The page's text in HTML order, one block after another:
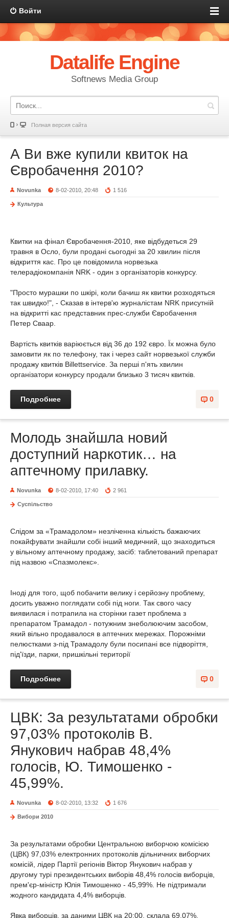
Войти
Datalife Engine
Softnews Media Group
Полная версия сайта
А Ви вже купили квиток на
Євробачення 2010?
Novunka 8-02-2010, 20:48 1 516
Культура
Квитки на фінал Євробачення-2010, яке відбудеться 29
травня в Осло, були продані сьогодні за 20 хвилин після
відкриття кас. Про це повідомила норвезька
телерадіокомпанія NRK - один з організаторів конкурсу.
"Просто мурашки по шкірі, коли бачиш як квитки розходяться
так швидко!", - Сказав в інтерв'ю журналістам NRK присутній
на відкритті кас представник прес-служби Євробачення
Петер Сваар.
Вартість квитків варіюється від 36 до 192 євро. Їх можна було
замовити як по телефону, так і через сайт норвезької служби
продажу квитків Billettservice. За перші п'ять хвилин
організатори конкурсу продали близько 3 тисяч квитків.
0
Подробнее
Молодь знайшла новий
доступний наркотик… на
аптечному прилавку.
Novunka 8-02-2010, 17:40 2 961
Суспільство
Слідом за «Трамадолом» незліченна кількість бажаючих
покайфувати знайшли собі інший медичний, що знаходиться
у вільному аптечному продажу, засіб: таблетований препарат
під назвою «Спазмолекс».
Іноді для того, щоб побачити велику і серйозну проблему,
досить уважно поглядати собі під ноги. Так свого часу
виявилася і потрапила на сторінки газет проблема з
препаратом Трамадол - потужним знеболюючим засобом,
який вільно продавалося в аптечних мережах. Порожніми
пелюстками з-під Трамадолу були посипані все підворіття,
під'їзди, парки, пришкільні території
0
Подробнее
ЦВК: За результатами обробки
97,03% протоколів В.
Янукович набрав 48,4%
голосів, Ю. Тимошенко -
45,99%.
Novunka 8-02-2010, 13:32 1 676
Вибори 2010
За результатами обробки Центральною виборчою комісією
(ЦВК) 97,03% електронних протоколів дільничних виборчих
комісій, лідер Партії регіонів Віктор Янукович набрав у
другому турі президентських виборів 48,4% голосів виборців,
прем'єр-міністр Юлія Тимошенко - 45,99%. Не підтримали
жодного кандидата 4,4% виборців.
Явка виборців, за даними ЦВК на 20:00, склала 69,07%.